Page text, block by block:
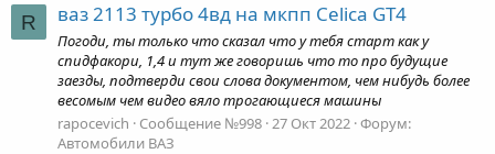
R ваз 2113 турбо 4вд на мкпп Celica GT4
Погоди, ты только что сказал что у тебя старт как у
спидфакори, 1,4 и тут же говоришь что то про будущие
заезды, подтверди свои слова документом, чем нибудь более
весомым чем видео вяло трогающиеся машины
rapocevich
Сообщение №998 27 Окт 2022 Форум:
Автомобили ВАЗ